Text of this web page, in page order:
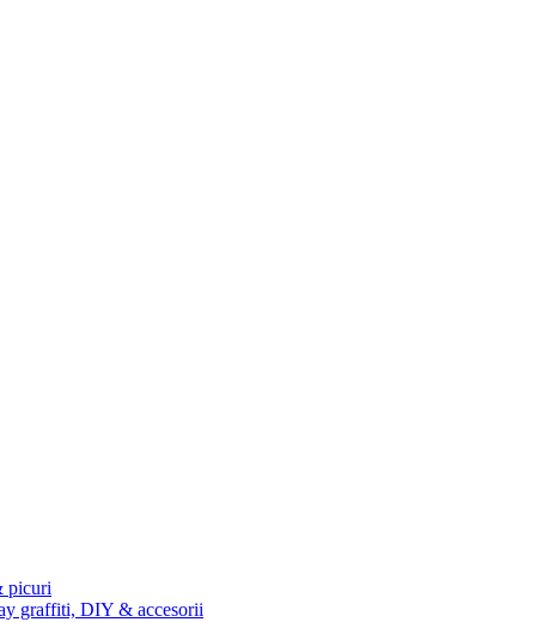
picuri
graffiti, DIY & accesorii